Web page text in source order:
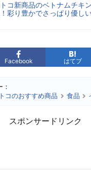
コ新商品のベトナムチキ
彩り豊かでさっぱり優し
Facebook はてブ
コのおすすめ商品 食品
スポンサードリンク